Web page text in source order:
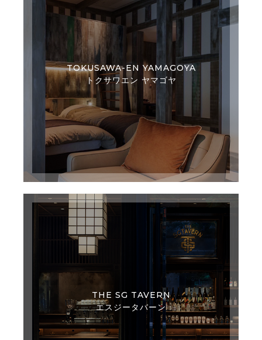
TOKUSAWA-EN YAMAGOYA
トクサワエン ヤマゴヤ
THE SG TAVERN
エスジータバーン